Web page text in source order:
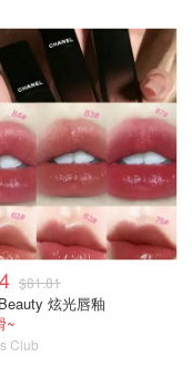
$81.81
炫光唇釉
~
Club